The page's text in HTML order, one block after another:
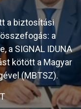
a biztosítási
a
a SIGNAL IDUNA
kötött a Magyar
(MBTSZ).